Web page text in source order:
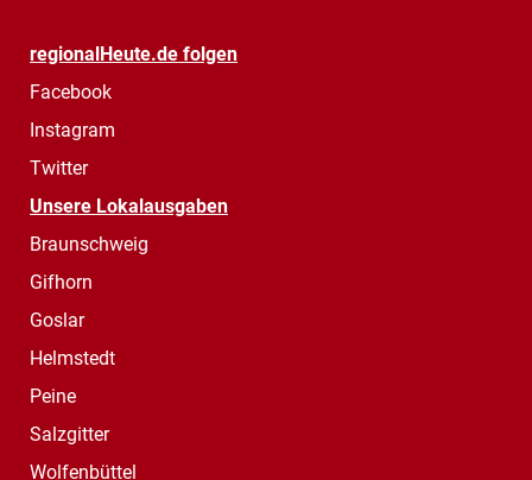
regionalHeute.de folgen
Facebook
Instagram
Twitter
Unsere Lokalausgaben
Braunschweig
Gifhorn
Goslar
Helmstedt
Peine
Salzgitter
Wolfenbüttel